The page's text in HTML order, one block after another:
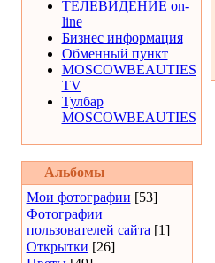
ТЕЛЕВИДЕНИЕ on-
line
Бизнес информация
Обменный пункт
MOSCOWBEAUTIES
TV
Тулбар
MOSCOWBEAUTIES
Альбомы
Мои фотографии [53]
Фотографии
пользователей сайта [1]
Открытки [26]